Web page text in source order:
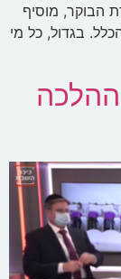
הבוקר, מוסיף
בגדול, כל מי
ההלכה